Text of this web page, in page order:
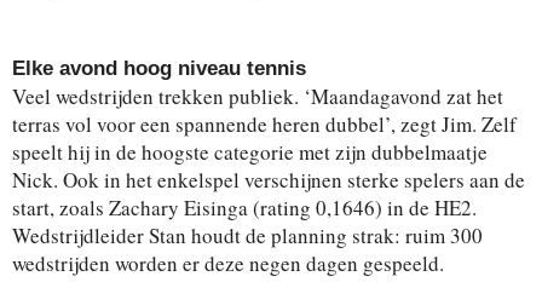
Elke avond hoog niveau tennis
Veel wedstrijden trekken publiek. ‘Maandagavond zat het
terras vol voor een spannende heren dubbel’, zegt Jim. Zelf
speelt hij in de hoogste categorie met zijn dubbelmaatje
Nick. Ook in het enkelspel verschijnen sterke spelers aan de
start, zoals Zachary Eisinga (rating 0,1646) in de HE2.
Wedstrijdleider Stan houdt de planning strak: ruim 300
wedstrijden worden er deze negen dagen gespeeld.